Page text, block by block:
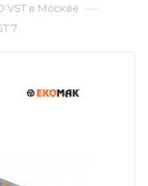
VST в Москве —
7